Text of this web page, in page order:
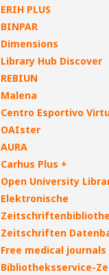
ERIH PLUS
BINPAR
Dimensions
Library Hub Discover
REBIUN
Malena
Centro Esportivo
OAIster
AURA
Carhus Plus +
Open University
Elektronische
Zeitschriften
Free medical journals
Bibliotheksservice-